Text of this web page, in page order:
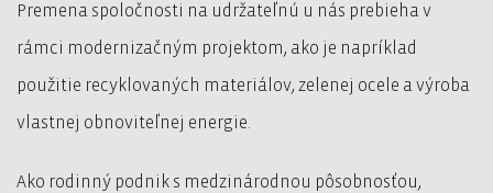
Premena spoločnosti na udržateľnú u nás prebieha v
rámci modernizačným projektom, ako je napríklad
použitie recyklovaných materiálov, zelenej ocele a výroba
vlastnej obnoviteľnej energie.
Ako rodinný podnik s medzinárodnou pôsobnosťou,